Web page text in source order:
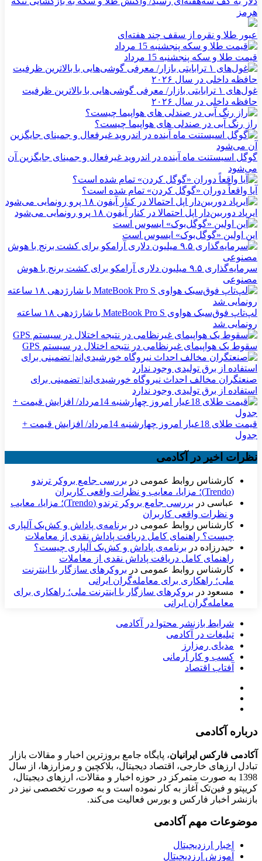
هرمز
عبور طلا و نقره از سقف چند هفته‌ای
قیمت طلا و سکه پنجشنبه 15 مرداد
غول‌های ۱ ترابایتی بازار/ معرفی گوشی‌هایی با بالاترین ظرفیت
حافظه داخلی در سال ۲۰۲۶
راز رنگ آبی در صندلی های هواپیما چیست؟
گوگل اسیستنت ماه آینده در اندروید غیرفعال و جمینای جایگزین آن
می‌شود
آیا واقعاً دوران «گوگل کردن» تمام شده است؟
ایرپاد دوربین‌دار اپل احتمالا در کنار آیفون ۱۸ پرو رونمایی می‌شود
این اولین «گوگل‌بوک» ایسوس است
سرمایه‌گذاری ۹.۵ میلیون دلاری آرامکو برای کشت برنج با هوش
مصنوعی
لپ‌تاپ فوق‌سبک هواوی MateBook Pro S با شارژدهی ۱۸ ساعته
رونمایی شد
سقوط یک هواپیمای غیرنظامی در نتیجه اختلال در سیستم‌ GPS
صنعتگران مخالف احداث نیروگاه خورشیدی‌اند| تضمینی برای
استفاده از برق تولیدی وجود ندارد
قیمت طلای 18عیار امروز چهارشنبه 14مرداد/ افزایش قیمت +
جدول
نظرات اخیر در آکادمی
کارشناس روابط عمومی در بررسی جامع بروکر ترندو
(Trendo)؛ مزایا، معایب و نظرات واقعی کاربران
عباسی در
بررسی جامع بروکر ترندو (Trendo)؛ مزایا، معایب
و نظرات واقعی کاربران
کارشناس روابط عمومی در برنامه‌ی پاداش و کش‌بک آلپاری
چیست؟ راهنمای کامل دریافت پاداش نقدی از معاملات
حیدرزاده در برنامه‌ی پاداش و کش‌بک آلپاری چیست؟
راهنمای کامل دریافت پاداش نقدی از معاملات
کارشناس روابط عمومی در بروکرهای سازگار با اینترنت
ملی؛ راهکاری برای معامله‌گران ایرانی
مسعود در بروکرهای سازگار با اینترنت ملی؛ راهکاری برای
معامله‌گران ایرانی
شرایط بازنشر محتوا در آکادمی
تبلیغات در آکادمی
مدیای رمزارز
کسب و کار آرمانی
آفتاب اقتصاد
درباره آکادمی
آکادمی فارکس ایرانیان، پایگاه جامع بروزترین اخبار و مقالات بازار
تبادل ارزهای خارجی، اقتصاد دیجیتال، بلاکچین و رمزارزها، از سال
1398 به صورت متمرکز در حوزه اخبار و مقالات، ارزهای‌ دیجیتال،
کریپتو و فین‌تک آغاز به کار نموده است و به صورت تخصصی نیز در
بازنشر اخبار فارکس و بورس فعالیت می‌کند.
موضوعات مهم آکادمی
اخبار ارزدیجیتال
آموزش ارزدیجیتال